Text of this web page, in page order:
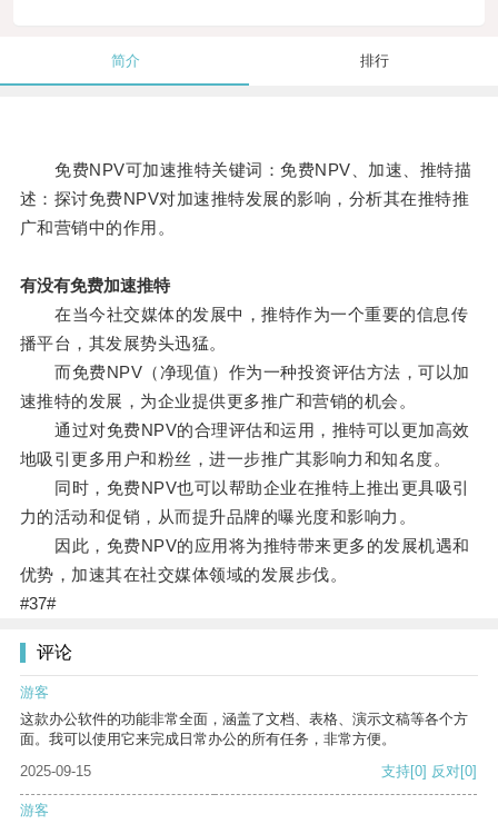
简介 排行
免费NPV可加速推特关键词：免费NPV、加速、推特描
述：探讨免费NPV对加速推特发展的影响，分析其在推特推
广和营销中的作用。
有没有免费加速推特
在当今社交媒体的发展中，推特作为一个重要的信息传
播平台，其发展势头迅猛。
而免费NPV（净现值）作为一种投资评估方法，可以加
速推特的发展，为企业提供更多推广和营销的机会。
通过对免费NPV的合理评估和运用，推特可以更加高效
地吸引更多用户和粉丝，进一步推广其影响力和知名度。
同时，免费NPV也可以帮助企业在推特上推出更具吸引
力的活动和促销，从而提升品牌的曝光度和影响力。
因此，免费NPV的应用将为推特带来更多的发展机遇和
优势，加速其在社交媒体领域的发展步伐。
#37#
评论
游客
这款办公软件的功能非常全面，涵盖了文档、表格、演示文稿等各个方
面。我可以使用它来完成日常办公的所有任务，非常方便。
2025-09-15
支持[0] 反对[0]
游客